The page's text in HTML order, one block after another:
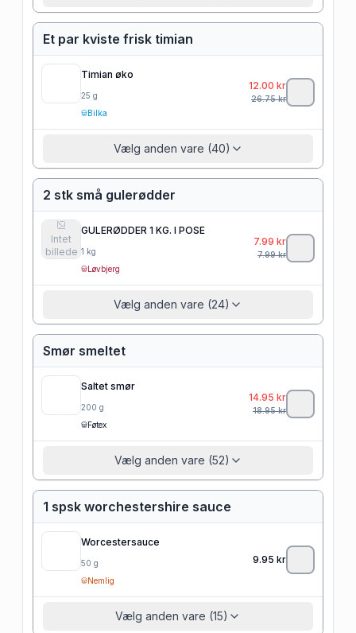
Et par kviste frisk timian
Timian øko
25 g
Bilka
12.00 kr
26.75kr
Vælg anden vare (40)
2 stk små gulerødder
Intet
billede
GULERØDDER 1 KG. I POSE
1 kg
Løvbjerg
7.99 kr
7.99kr
Vælg anden vare (24)
Smør smeltet
Saltet smør
200 g
Føtex
14.95 kr
18.95kr
Vælg anden vare (52)
1 spsk worchestershire sauce
Worcestersauce
50 g
Nemlig
9.95 kr
Vælg anden vare (15)